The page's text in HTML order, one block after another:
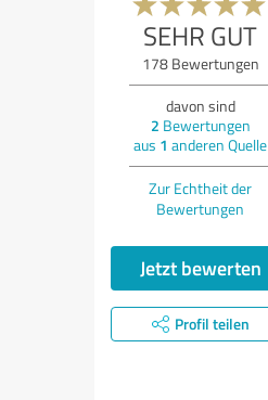
SEHR GUT
178Bewertungen
davon sind
2 Bewertungen
aus 1 anderen Quelle
Zur Echtheit der
Bewertungen
Jetzt bewerten
Profil teilen